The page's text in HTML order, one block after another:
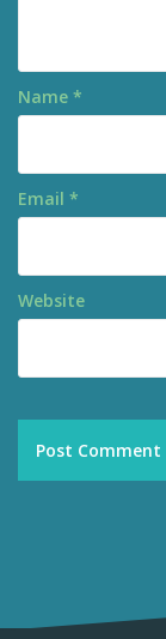
Name *
Email *
Website